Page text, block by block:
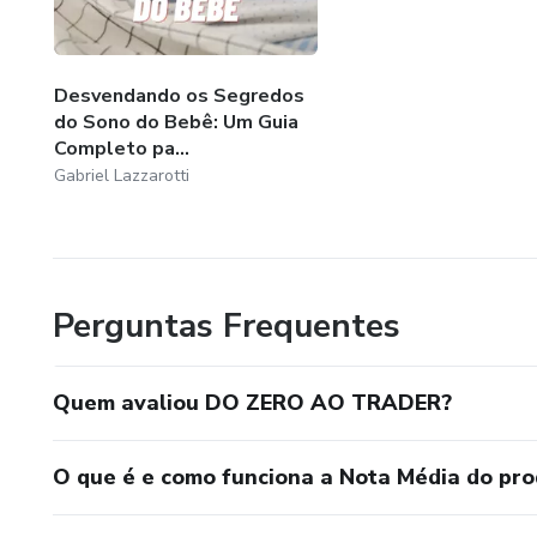
Desvendando os Segredos
do Sono do Bebê: Um Guia
Completo pa...
Gabriel Lazzarotti
Perguntas Frequentes
Quem avaliou DO ZERO AO TRADER?
O que é e como funciona a Nota Média do